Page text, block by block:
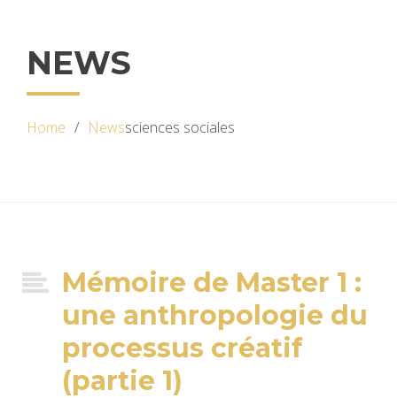
NEWS
Home Newssciences sociales
Mémoire de Master 1 :
une anthropologie du
processus créatif
(partie 1)